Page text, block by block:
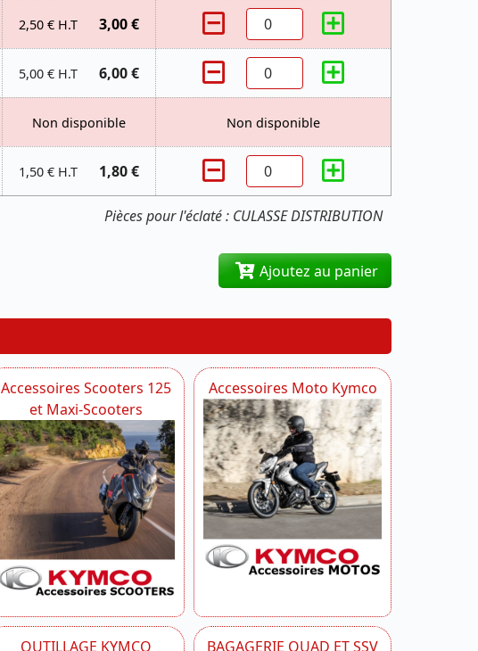
Pièces pour l'éclaté : CULASSE DISTRIBUTION
2,50 € H.T 3,00 €
5,00 € H.T 6,00 €
Non disponible Non disponible
1,50 € H.T 1,80 €
Ajoutez au panier
Accessoires Scooters 125
et Maxi-Scooters
Accessoires Moto Kymco
OUTILLAGE KYMCO BAGAGERIE QUAD ET SSV